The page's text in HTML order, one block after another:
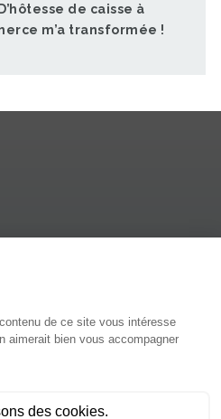
de caisse à
m’a transformée !
vie !